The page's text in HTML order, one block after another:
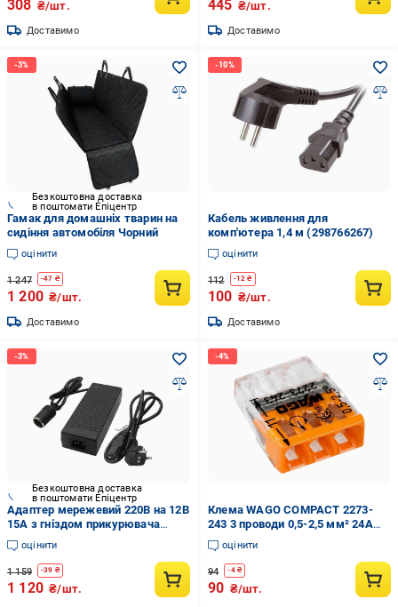
308 ₴/шт.
Доставимо
445 ₴/шт.
Доставимо
Безкоштовна доставка
в поштомати Епіцентр
Гамак для домашніх тварин на
сидіння автомобіля Чорний
оцінити
1 247 -47 ₴
1 200 ₴/шт.
Доставимо
Кабель живлення для
комп'ютера 1,4 м (298766267)
оцінити
112 -12 ₴
100 ₴/шт.
Доставимо
Безкоштовна доставка
в поштомати Епіцентр
Адаптер мережевий 220В на 12В
15А з гніздом прикурювача
(7584e736)
оцінити
1 159 -39 ₴
1 120 ₴/шт.
Клема WAGO COMPACT 2273-
243 3 проводи 0,5-2,5 мм² 24А
450V (29425069)
оцінити
94 -4₴
90 ₴/шт.